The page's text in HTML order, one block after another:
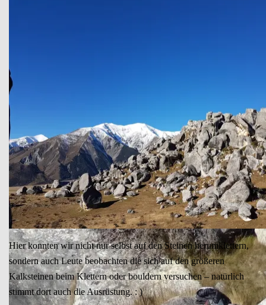
Hier konnten wir nicht nur selbst auf den Steinen herumklettern,
sondern auch Leute beobachten die sich auf den größeren
Kalksteinen beim Klettern oder bouldern versuchen – natürlich
stimmt dort auch die Ausrüstung. : )